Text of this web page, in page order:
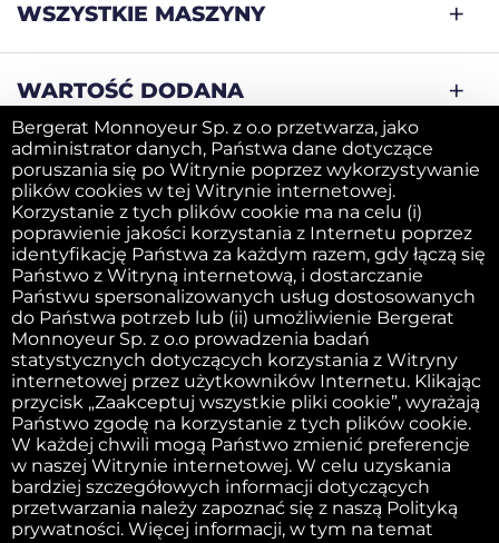
WSZYSTKIE MASZYNY
WARTOŚĆ DODANA
SPRZEDAJ SWOJĄ MASZYNĘ
FIRMA
Obowiązek informacyjny
Wydawca witryny internetowej
Polityka dotycząca plików cookie
Bergerat Monnoyeur Sp. z o.o przetwarza, jako
administrator danych, Państwa dane dotyczące
poruszania się po Witrynie poprzez wykorzystywanie
plików cookies w tej Witrynie internetowej.
Korzystanie z tych plików cookie ma na celu (i)
poprawienie jakości korzystania z Internetu poprzez
identyfikację Państwa za każdym razem, gdy łączą się
Państwo z Witryną internetową, i dostarczanie
Państwu spersonalizowanych usług dostosowanych
do Państwa potrzeb lub (ii) umożliwienie Bergerat
Monnoyeur Sp. z o.o prowadzenia badań
statystycznych dotyczących korzystania z Witryny
internetowej przez użytkowników Internetu. Klikając
przycisk „Zaakceptuj wszystkie pliki cookie”, wyrażają
Państwo zgodę na korzystanie z tych plików cookie.
W każdej chwili mogą Państwo zmienić preferencje
w naszej Witrynie internetowej. W celu uzyskania
bardziej szczegółowych informacji dotyczących
przetwarzania należy zapoznać się z naszą Polityką
prywatności. Więcej informacji, w tym na temat